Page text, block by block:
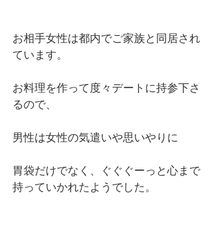
お相手女性は都内でご家族と同居され
ています。
お料理を作って度々デートに持参下さ
るので、
男性は女性の気遣いや思いやりに
胃袋だけでなく、ぐぐぐーっと心まで
持っていかれたようでした。